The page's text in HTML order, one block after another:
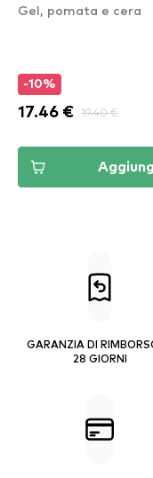
Gel, pomata e cera
-10%
17.46 € 19.40 €
GARANZIA DI
28 GIORNI